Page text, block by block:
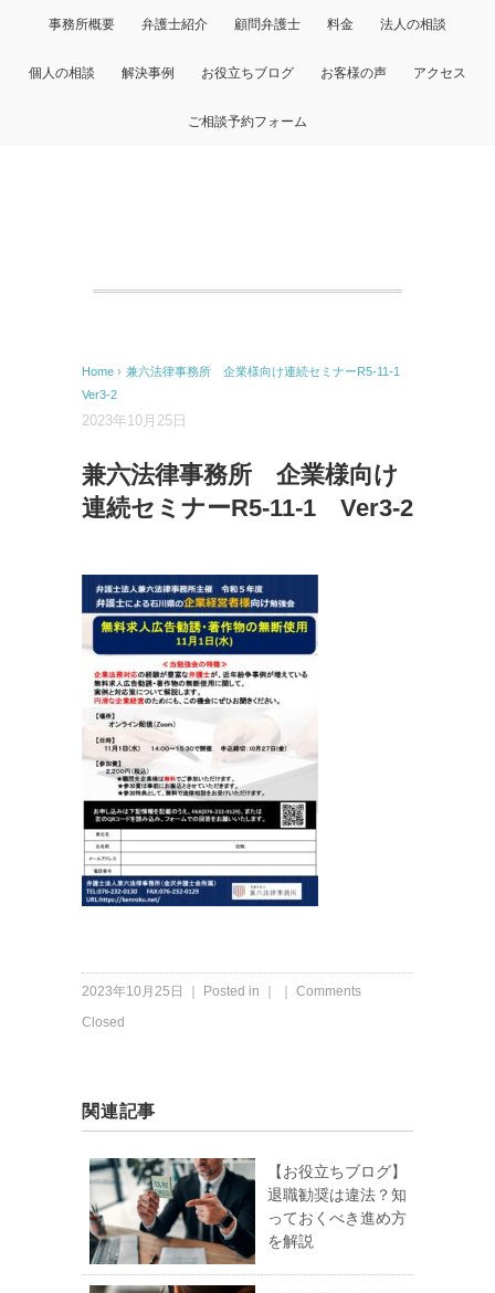
事務所概要 弁護士紹介 顧問弁護士 料金 法人の相談
個人の相談 解決事例 お役立ちブログ お客様の声 アクセス
ご相談予約フォーム
Home › 兼六法律事務所 企業様向け連続セミナーR5-11-1
Ver3-2
2023年10月25日
兼六法律事務所 企業様向け
連続セミナーR5-11-1 Ver3-2
2023年10月25日 ｜ Posted in ｜ ｜ Comments
Closed
関連記事
【お役立ちブログ】
退職勧奨は違法？知
っておくべき進め方
を解説